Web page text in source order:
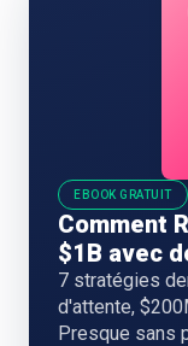
EBOOK GRATUIT
Comment
$1B avec
7 stratégies
d'attente,
Presque sans